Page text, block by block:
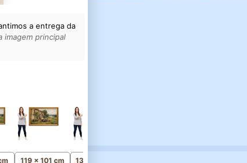
a entrega da
imagem principal
119 x 101 cm 134 x 114 cm